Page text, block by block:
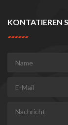
KONTATIEREN